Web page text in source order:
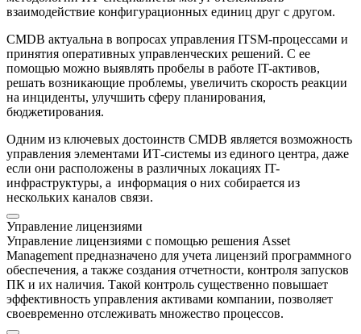
взаимодействие конфигурационных единиц друг с другом.
CMDB актуальна в вопросах управления ITSM-процессами и
принятия оперативных управленческих решений. С ее
помощью можно выявлять пробелы в работе IT-активов,
решать возникающие проблемы, увеличить скорость реакции
на инциденты, улучшить сферу планирования,
бюджетирования.
Одним из ключевых достоинств CMDB является возможность
управления элементами ИТ-системы из единого центра, даже
если они расположены в различных локациях IT-
инфраструктуры, а информация о них собирается из
нескольких каналов связи.
Управление лицензиями
Управление лицензиями с помощью решения Asset
Management предназначено для учета лицензий программного
обеспечения, а также создания отчетности, контроля запусков
ПК и их наличия. Такой контроль существенно повышает
эффективность управления активами компании, позволяет
своевременно отслеживать множество процессов.